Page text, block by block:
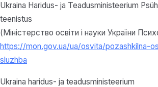
Ukraina Haridus- ja Teadusministeerium
teenistus
(Міністерство освіти і науки України
https://mon.gov.ua/ua/osvita/pozashkilna-
sluzhba
Ukraina haridus- ja teadusministeerium